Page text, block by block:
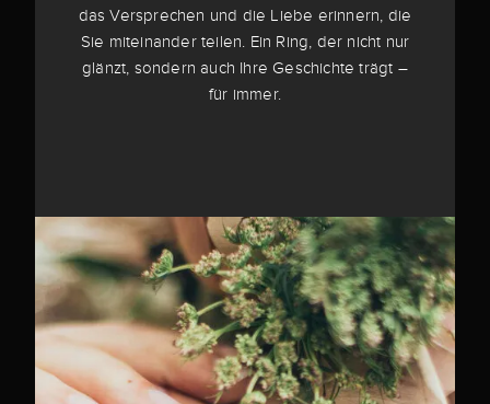
das Versprechen und die Liebe erinnern, die
Sie miteinander teilen. Ein Ring, der nicht nur
glänzt, sondern auch Ihre Geschichte trägt –
für immer.